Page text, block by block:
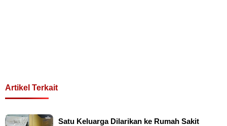
Artikel Terkait
Satu Keluarga Dilarikan ke Rumah Sakit